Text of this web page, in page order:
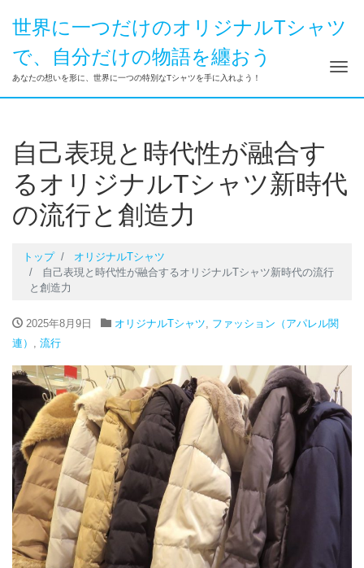
世界に一つだけのオリジナルTシャツ
で、自分だけの物語を纏おう
あなたの想いを形に、世界に一つの特別なTシャツを手に入れよう！ ナ
自己表現と時代性が融合す
るオリジナルTシャツ新時代
の流行と創造力
トップ
オリジナルTシャツ
自己表現と時代性が融合するオリジナルTシャツ新時代の流行
と創造力
2025年8月9日 オリジナルTシャツ, ファッション（アパレル関
連） , 流行